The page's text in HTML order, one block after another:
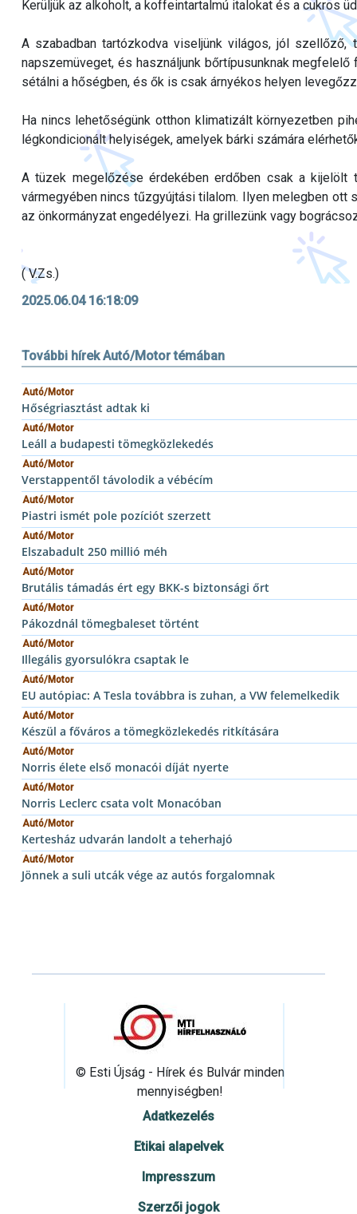
Kerüljük az alkoholt, a koffeintartalmú italokat és a cukros
A szabadban tartózkodva viseljünk világos, jól szellőző,
napszemüveget, és használjunk bőrtípusunknak
sétálni a hőségben, és ők is csak árnyékos helyen
Ha nincs lehetőségünk otthon klimatizált környezetben
légkondicionált helyiségek, amelyek bárki számára
A tüzek megelőzése érdekében erdőben csak a
vármegyében nincs tűzgyújtási tilalom. Ilyen melegben
az önkormányzat engedélyezi. Ha grillezünk vagy
( V.Zs.)
2025.06.04 16:18:09
További hírek Autó/Motor témában
Autó/Motor
Hőségriasztást adtak ki
Autó/Motor
Leáll a budapesti tömegközlekedés
Autó/Motor
Verstappentől távolodik a vébécím
Autó/Motor
Piastri ismét pole pozíciót szerzett
Autó/Motor
Elszabadult 250 millió méh
Autó/Motor
Brutális támadás ért egy BKK-s biztonsági őrt
Autó/Motor
Pákozdnál tömegbaleset történt
Autó/Motor
Illegális gyorsulókra csaptak le
Autó/Motor
EU autópiac: A Tesla továbbra is zuhan, a VW felemelkedik
Autó/Motor
Készül a főváros a tömegközlekedés ritkítására
Autó/Motor
Norris élete első monacói díját nyerte
Autó/Motor
Norris Leclerc csata volt Monacóban
Autó/Motor
Kertesház udvarán landolt a teherhajó
Autó/Motor
Jönnek a suli utcák vége az autós forgalomnak
© Esti Újság - Hírek és Bulvár minden
mennyiségben!
Adatkezelés
Etikai alapelvek
Impresszum
Szerzői jogok